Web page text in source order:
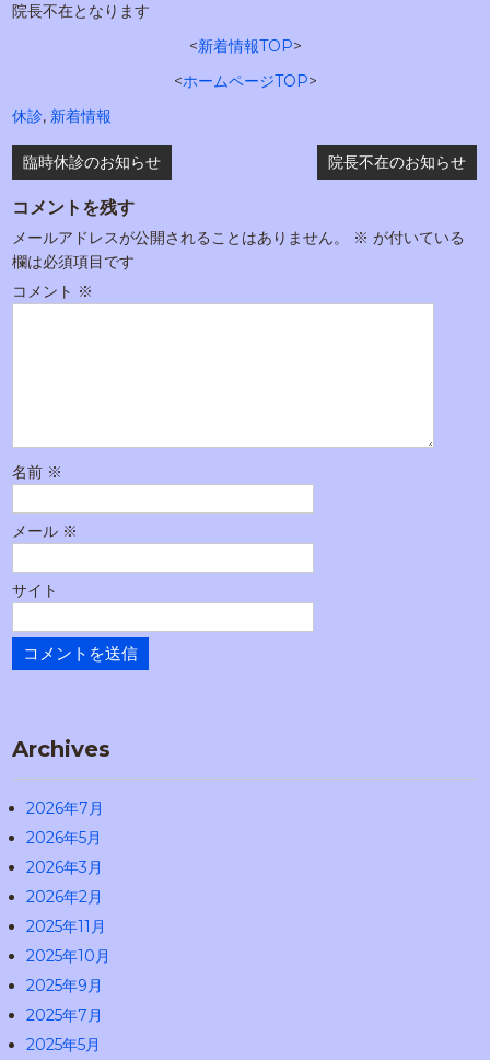
院長不在となります
<新着情報TOP>
<ホームページTOP>
休診, 新着情報
投
稿
ナ
ビ
ゲ
ー
臨時休診のお知らせ 院長不在のお知らせ
コメントを残す
メールアドレスが公開されることはありません。 ※ が付いている
欄は必須項目です
コメント ※
名前 ※
メール ※
サイト
Archives
2026年7月
2026年5月
2026年3月
2026年2月
2025年11月
2025年10月
2025年9月
2025年7月
2025年5月